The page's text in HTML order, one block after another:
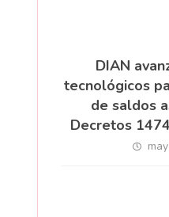
DIAN
tecnológicos
de saldos
Decretos